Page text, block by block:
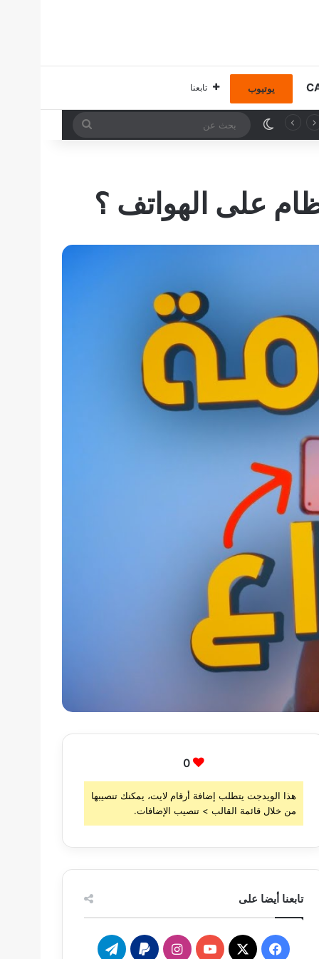
يوتيوب تابعنا
الوضع المظلم
بحث
على الهواتف ؟
0
هذا الويدجت يتطلب إضافة أرقام لايت، يمكنك تنصيبها
من خلال قائمة القالب > تنصيب الإضافات.
تابعنا أيضا على
فيسبوك
‫X
‫YouTubeانستقرام
‏Paypal تيلقرام